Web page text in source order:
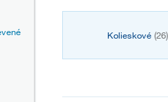
Kolieskové (26)